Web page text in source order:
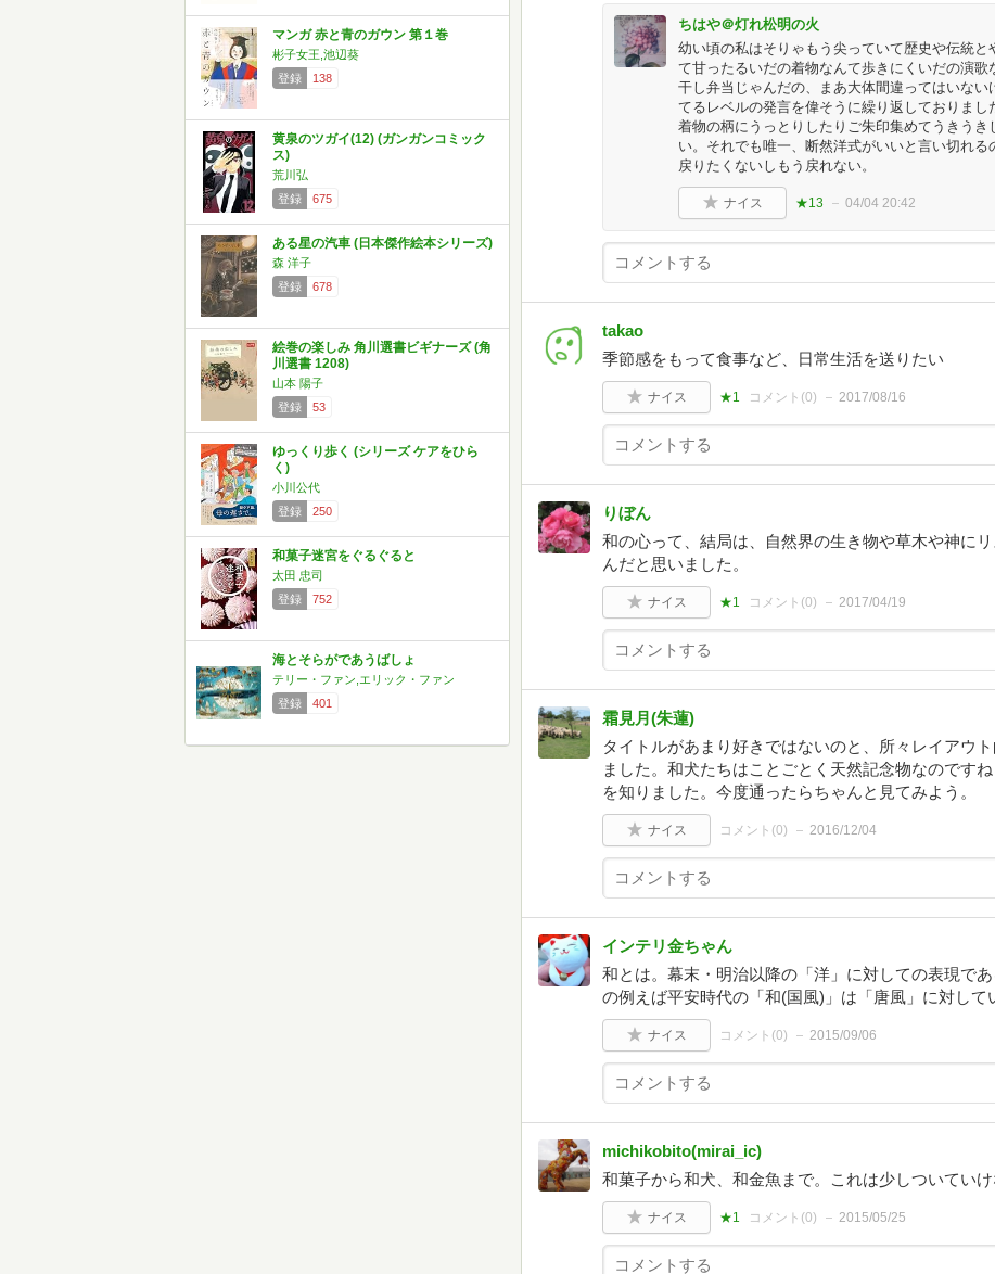
マンガ 赤と青のガウン 第１巻
彬子女王,池辺葵
登録
138
黄泉のツガイ(12) (ガンガンコミック
ス)
荒川弘
登録
675
ある星の汽車 (日本傑作絵本シリーズ)
森 洋子
登録
678
絵巻の楽しみ 角川選書ビギナーズ (角
川選書 1208)
山本 陽子
登録
53
ゆっくり歩く (シリーズ ケアをひら
く)
小川公代
登録
250
和菓子迷宮をぐるぐると
太田 忠司
登録
752
海とそらがであうばしょ
テリー・ファン,エリック・ファン
登録
401
ちはや＠灯れ松明の火
幼い頃の私はそりゃもう尖っていて歴史や伝統
て甘ったるいだの着物なんて歩きにくいだの演
干し弁当じゃんだの、まあ大体間違ってはいな
てるレベルの発言を偉そうに繰り返しておりま
着物の柄にうっとりしたりご朱印集めてうきう
い。それでも唯一、断然洋式がいいと言い切れ
戻りたくないしもう戻れない。
ナイス ★13 04/04 20:42
takao
季節感をもって食事など、日常生活を送りたい
ナイス ★1 コメント(0) 2017/08/16
りぼん
和の心って、結局は、自然界の生き物や草木や神に
んだと思いました。
ナイス ★1 コメント(0) 2017/04/19
霜見月(朱蓮)
タイトルがあまり好きではないのと、所々レイアウ
ました。和犬たちはことごとく天然記念物なのです
を知りました。今度通ったらちゃんと見てみよう。
ナイス コメント(0) 2016/12/04
インテリ金ちゃん
和とは。幕末・明治以降の「洋」に対しての表現で
の例えば平安時代の「和(国風)」は「唐風」に対して
ナイス コメント(0) 2015/09/06
michikobito(mirai_ic)
和菓子から和犬、和金魚まで。これは少しついていけ
ナイス ★1 コメント(0) 2015/05/25